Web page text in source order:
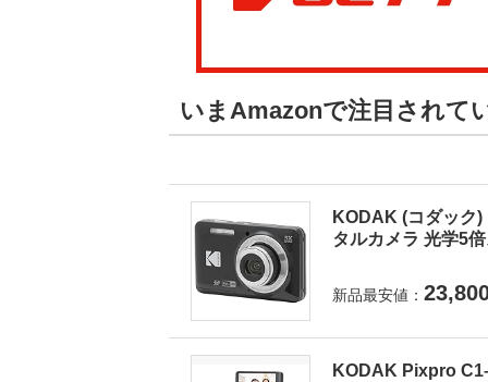
いまAmazonで注目されて
KODAK (コダック
タルカメラ 光学5
新品最安値：
KODAK Pixpro